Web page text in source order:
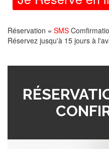
Réservation = SMS
Réservez jusqu'à 15 jours à